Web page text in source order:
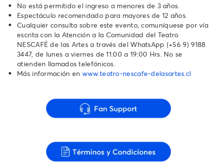
No está permitido el ingreso a menores de 3 años.
Espectáculo recomendado para mayores de 12 años.
Cualquier consulta sobre este evento, comuníquese por vía
escrita con la Atención a la Comunidad del Teatro
NESCAFÉ de las Artes a través del WhatsApp ‪(+56 9) 9188
3447, de lunes a viernes de 11:00 a 19:00 Hrs. No se
atienden llamados telefónicos.
Más información en www.teatro-nescafe-delasartes.cl